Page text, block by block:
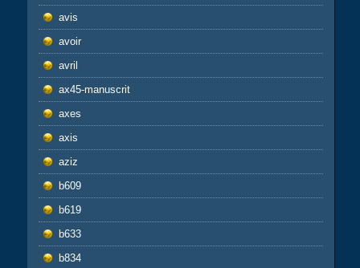
avis
avoir
avril
ax45-manuscrit
axes
axis
aziz
b609
b619
b633
b834